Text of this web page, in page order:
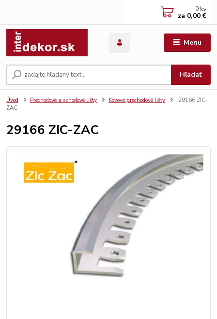
Menu
Hľadať
0 ks
za 0,00 €
Úvod Prechodové a schodové lišty Kovové prechodové lišty
29166 ZIC-
ZAC
29166 ZIC-ZAC